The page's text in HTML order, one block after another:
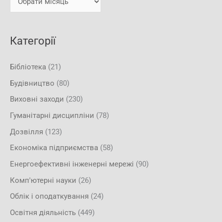
Категорії
Бібліотека (21)
Будівництво (80)
Виховні заходи (230)
Гуманітарні дисципліни (78)
Дозвілля (123)
Економіка підприємства (58)
Енергоефективні інженерні мережі (90)
Комп'ютерні науки (26)
Облік і оподаткування (24)
Освітня діяльність (449)